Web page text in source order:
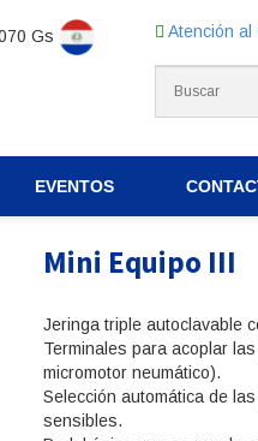
Gs Atención al
EVENTOS
Mini Equipo III
Jeringa triple autoclavable
Terminales para acoplar
micromotor neumático).
Selección automática de
sensibles.